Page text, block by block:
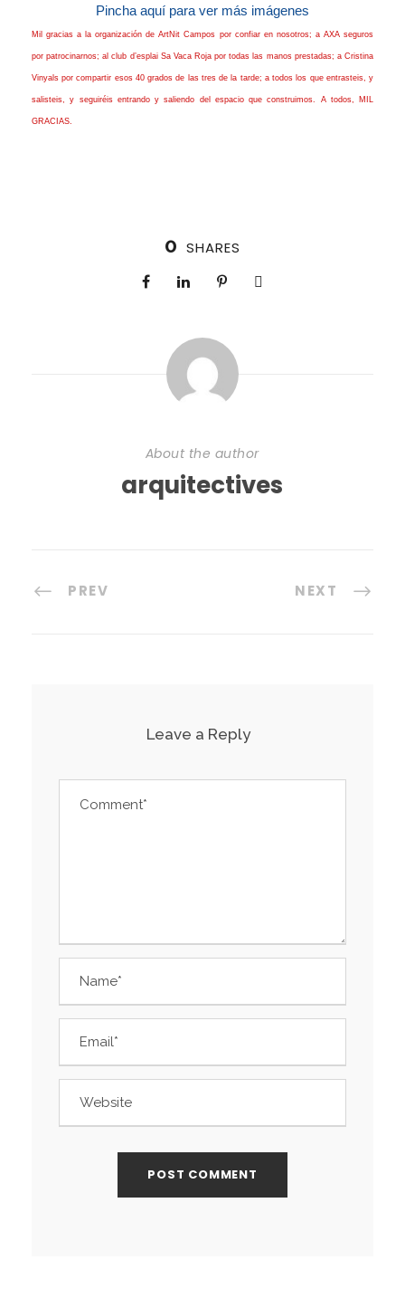
Pincha aquí para ver más imágenes
Mil gracias a la organización de ArtNit Campos por confiar en nosotros; a AXA seguros
por patrocinarnos; al club d’esplai Sa Vaca Roja por todas las manos prestadas; a Cristina
Vinyals por compartir esos 40 grados de las tres de la tarde; a todos los que entrasteis, y
salisteis, y seguiréis entrando y saliendo del espacio que construimos. A todos, MIL
GRACIAS.
0 SHARES
About the author
arquitectives
PREV NEXT
Leave a Reply